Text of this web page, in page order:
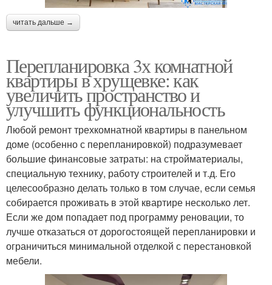
читать дальше →
Перепланировка 3х комнатной
квартиры в хрущевке: как
увеличить пространство и
улучшить функциональность
Любой ремонт трехкомнатной квартиры в панельном
доме (особенно с перепланировкой) подразумевает
большие финансовые затраты: на стройматериалы,
специальную технику, работу строителей и т.д. Его
целесообразно делать только в том случае, если семья
собирается проживать в этой квартире несколько лет.
Если же дом попадает под программу реновации, то
лучше отказаться от дорогостоящей перепланировки и
ограничиться минимальной отделкой с перестановкой
мебели.